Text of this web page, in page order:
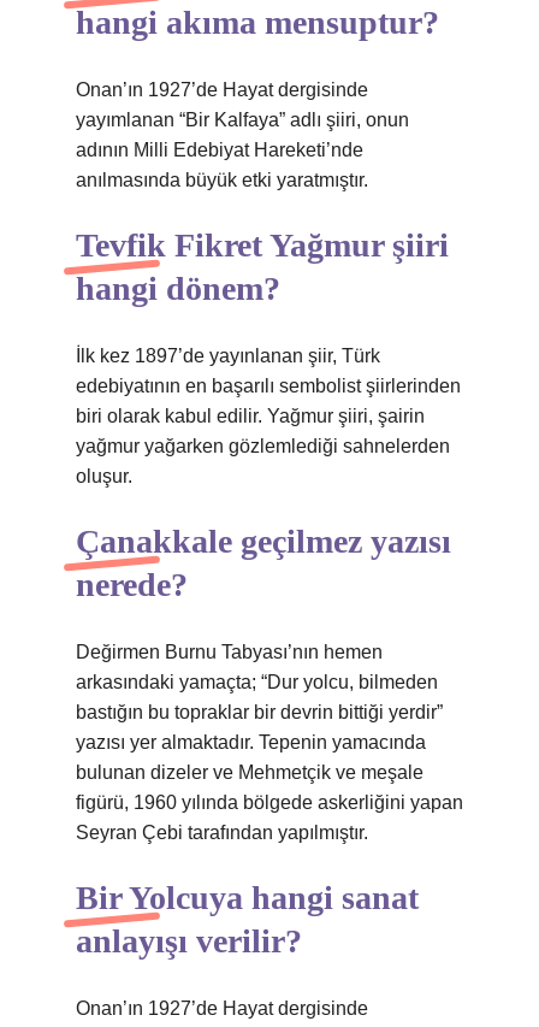
hangi akıma mensuptur?
Onan’ın 1927’de Hayat dergisinde
yayımlanan “Bir Kalfaya” adlı şiiri, onun
adının Milli Edebiyat Hareketi’nde
anılmasında büyük etki yaratmıştır.
Tevfik Fikret Yağmur şiiri
hangi dönem?
İlk kez 1897’de yayınlanan şiir, Türk
edebiyatının en başarılı sembolist şiirlerinden
biri olarak kabul edilir. Yağmur şiiri, şairin
yağmur yağarken gözlemlediği sahnelerden
oluşur.
Çanakkale geçilmez yazısı
nerede?
Değirmen Burnu Tabyası’nın hemen
arkasındaki yamaçta; “Dur yolcu, bilmeden
bastığın bu topraklar bir devrin bittiği yerdir”
yazısı yer almaktadır. Tepenin yamacında
bulunan dizeler ve Mehmetçik ve meşale
figürü, 1960 yılında bölgede askerliğini yapan
Seyran Çebi tarafından yapılmıştır.
Bir Yolcuya hangi sanat
anlayışı verilir?
Onan’ın 1927’de Hayat dergisinde